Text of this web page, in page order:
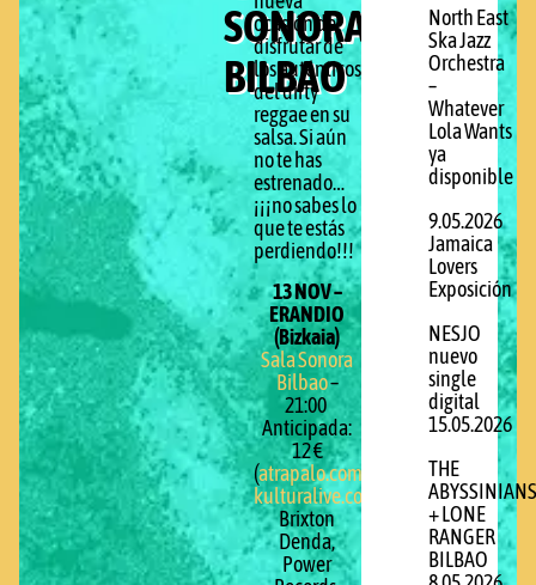
SONORA
BILBAO
ocasión de
disfrutar de
los auténticos reyes
del dirty
reggae en su
salsa. Si aún
no te has
estrenado…
¡¡¡no sabes lo
que te estás
perdiendo!!!
13 NOV –
ERANDIO
(Bizkaia)
Sala Sonora
Bilbao–
21:00
Anticipada:
12 €
(atrapalo.com
kulturalive.com
Brixton
Denda,
Power
North East
Ska Jazz
Orchestra
–
Whatever
Lola Wants
ya
disponible
9.05.2026
Jamaica
Lovers
Exposición
NESJO
nuevo
single
digital
15.05.2026
THE
ABYSSINIANS
+ LONE
RANGER
BILBAO